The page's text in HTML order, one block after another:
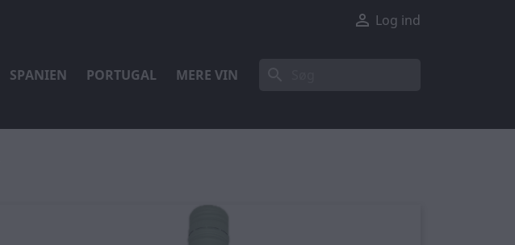
 Log ind
SPANIEN PORTUGAL MERE VIN